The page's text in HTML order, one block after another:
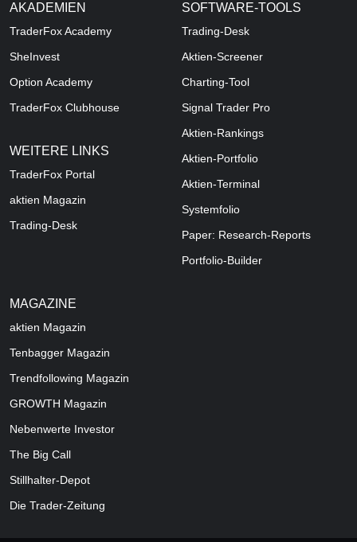
AKADEMIEN
TraderFox Academy
SheInvest
Option Academy
TraderFox Clubhouse
WEITERE LINKS
TraderFox Portal
aktien Magazin
Trading-Desk
SOFTWARE-TOOLS
Trading-Desk
Aktien-Screener
Charting-Tool
Signal Trader Pro
Aktien-Rankings
Aktien-Portfolio
Aktien-Terminal
Systemfolio
Paper: Research-Reports
Portfolio-Builder
MAGAZINE
aktien Magazin
Tenbagger Magazin
Trendfollowing Magazin
GROWTH Magazin
Nebenwerte Investor
The Big Call
Stillhalter-Depot
Die Trader-Zeitung